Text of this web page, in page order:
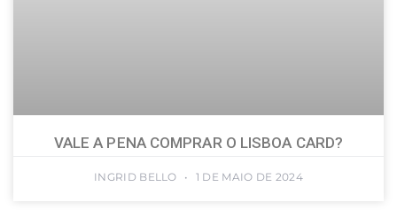
VALE A PENA COMPRAR O LISBOA CARD?
INGRID BELLO 1 DE MAIO DE 2024